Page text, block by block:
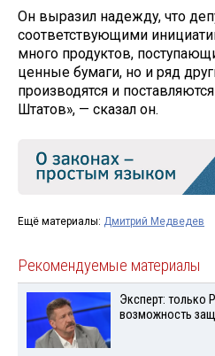
Он выразил надежду, что
соответствующими
много продуктов,
ценные бумаги, но и ряд
производятся и
Штатов», — сказал он.
Ещё материалы: Дмитрий Медведев
Рекомендуемые материалы
Эксперт: только
возможность